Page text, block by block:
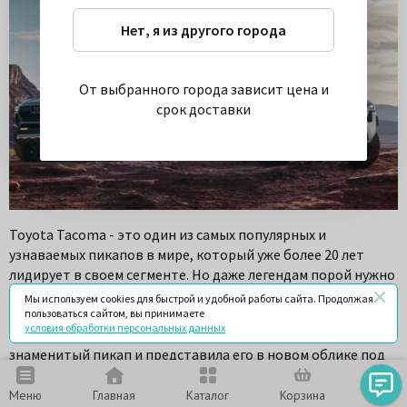
Меню Главная Каталог Корзина Чат
Toyota Tacoma - это один из самых популярных и
узнаваемых пикапов в мире, который уже более 20 лет
лидирует в своем сегменте. Но даже легендам порой нужно
обновление, чтобы не отставать от конкурентов и
соответствовать требованиям современных покупателей.
Именно поэтому Toyota полностью переработала свой
знаменитый пикап и представила его в новом облике под
названием Toyota Tacoma 2024. В этой статье мы
расскажем о том, что изменилось в новой Tacoma, какие
Нет, я из другого города
От выбранного города зависит цена и
срок доставки
Мы используем cookies для быстрой и удобной работы сайта. Продолжая
пользоваться сайтом, вы принимаете
условия обработки персональных данных